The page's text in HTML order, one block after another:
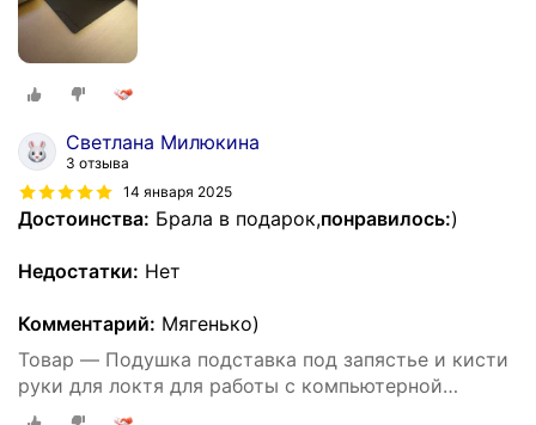
Светлана Милюкина
3 отзыва
14 января 2025
Достоинства: Брала в подарок,понравилось:)
Недостатки: Нет
Комментарий: Мягенько)
Товар — Подушка подставка под запястье и кисти
руки для локтя для работы с компьютерной
мышью